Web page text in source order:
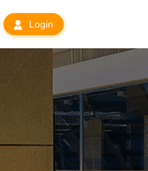
Login